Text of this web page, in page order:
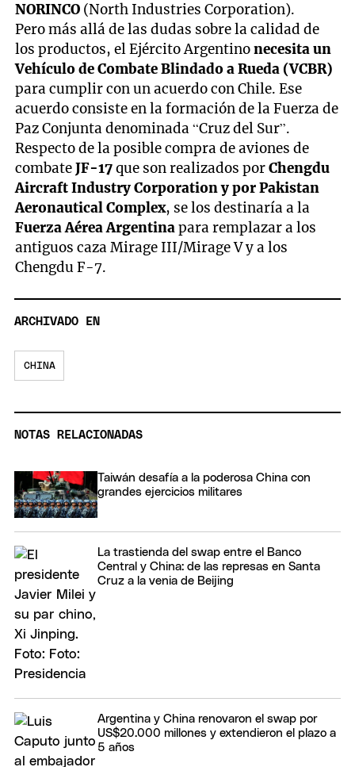
NORINCO (North Industries Corporation).
Pero más allá de las dudas sobre la calidad de
los productos, el Ejército Argentinonecesita un
Vehículo de Combate Blindado a Rueda (VCBR)
para cumplir con un acuerdo con Chile. Ese
acuerdo consiste en la formación de la Fuerza de
Paz Conjunta denominada “Cruz del Sur”.
Respecto de la posible compra de aviones de
combateJF-17que son realizados porChengdu
Aircraft Industry Corporation y por Pakistan
Aeronautical Complex, se los destinaría a la
Fuerza Aérea Argentinapara remplazar a los
antiguos caza Mirage III/Mirage V y a los
Chengdu F-7.
ARCHIVADO EN
CHINA
NOTAS RELACIONADAS
Taiwán desafía a la poderosa China con
grandes ejercicios militares
La trastienda del swap entre el Banco
Central y China: de las represas en Santa
Cruz a la venia de Beijing
Argentina y China renovaron el swap por
US$20.000 millones y extendieron el plazo a
5 años